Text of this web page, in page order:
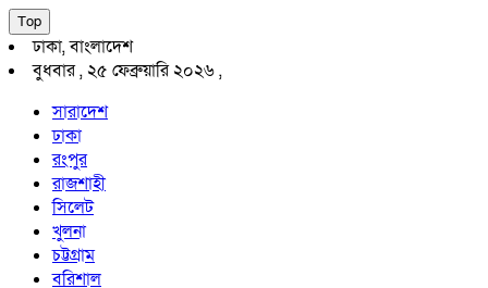
Top
ঢাকা, বাংলাদেশ
বুধবার , ২৫ ফেব্রুয়ারি ২০২৬ ,
সারাদেশ
ঢাকা
রংপুর
রাজশাহী
সিলেট
খুলনা
চট্টগ্রাম
বরিশাল